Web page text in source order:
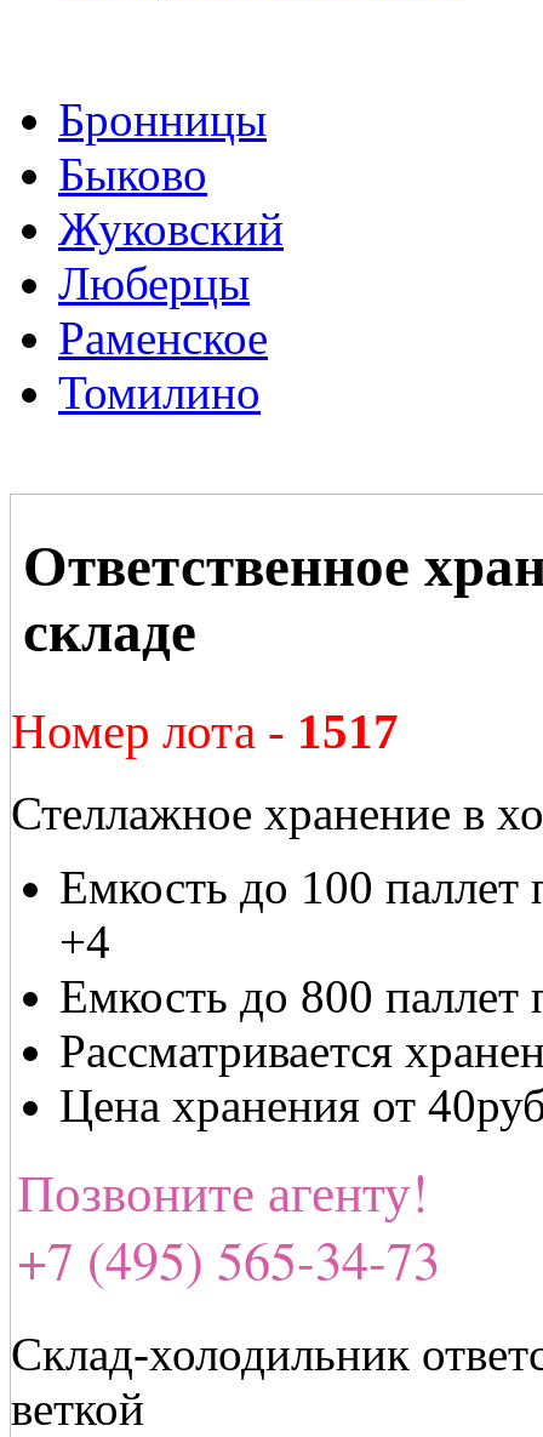
Бронницы
Быково
Жуковский
Люберцы
Раменское
Томилино
Ответственное
складе
Номер лота - 1517
Стеллажное хранение в
Емкость до 100
+4
Емкость до 800
Рассматривается
Цена хранения от
Позвоните агенту!
+7 (495) 565-34-73
Склад-холодильник
веткой